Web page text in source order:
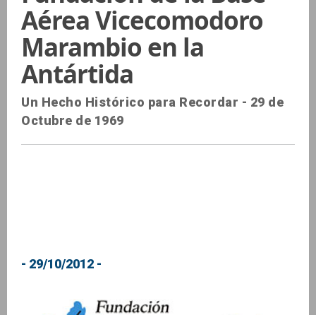
Aérea Vicecomodoro
Marambio en la
Antártida
Un Hecho Histórico para Recordar - 29 de
Octubre de 1969
- 29/10/2012 -